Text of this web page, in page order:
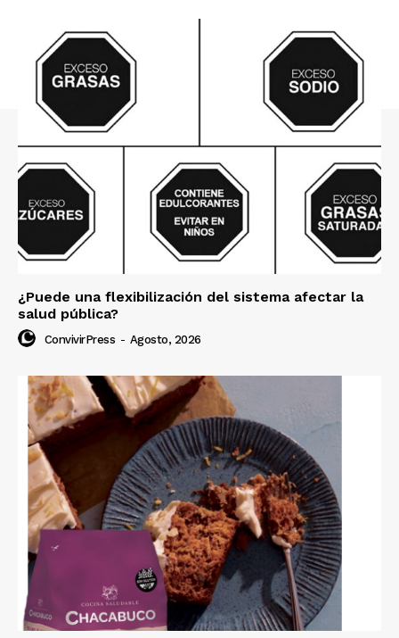
¿Puede una flexibilización del sistema afectar la
salud pública?
ConvivirPress - Agosto, 2026